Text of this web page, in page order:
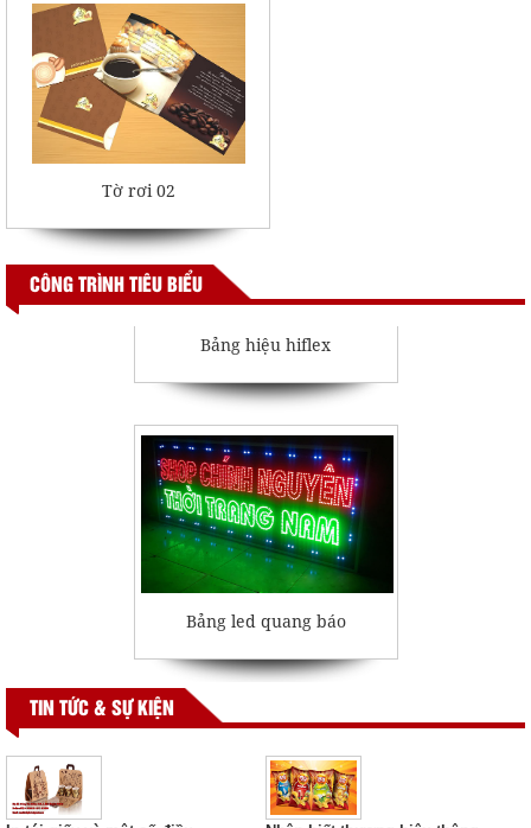
Tờ rơi 02
CÔNG TRÌNH TIÊU BIỂU
Bảng hiệu quảng cáo giá rẻ,
hãy chọn Cty Mai Phú Thịnh
Bảng led quang báo
TIN TỨC & SỰ KIỆN